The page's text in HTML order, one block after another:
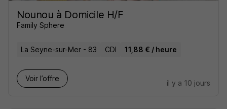
Nounou à Domicile H/F
Family Sphere
La Seyne-sur-Mer - 83 CDI 11,88 € / heure
Voir l’offre
il y a 10 jours